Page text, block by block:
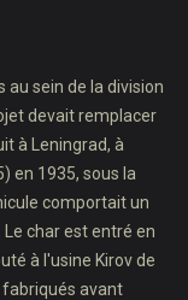
au sein de la division
devait remplacer
à Leningrad, à
en 1935, sous la
comportait un
char est entré en
à l'usine Kirov de
fabriqués avant